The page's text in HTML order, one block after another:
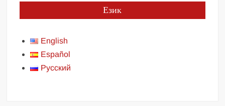
Език
English
Español
Русский